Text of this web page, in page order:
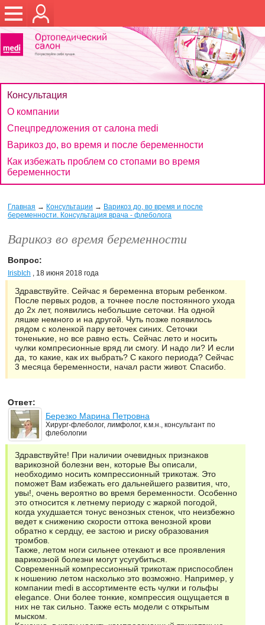
Консультация
О компании
Спецпредложения от салона medi
Варикоз до, во время и после беременности
Как избежать проблем со стопами во время
беременности
Главная → Консультации → Варикоз до, во время и после
беременности. Консультация врача - флеболога
Варикоз во время беременности
Вопрос:
IrisbIch , 18 июня 2018 года
Здравствуйте. Сейчас я беременна вторым ребенком.
После первых родов, а точнее после постоянного ухода
до 2х лет, появились небольшие сеточки. На одной
ляшке немного и на другой. Чуть позже появилось
рядом с коленкой пару веточек синих. Сеточки
тоненькие, но все равно есть. Сейчас лето и носить
чулки компресионные вряд ли смогу. И надо ли? И если
да, то какие, как их выбрать? С какого периода? Сейчас
3 месяца беременности, начал расти живот. Спасибо.
Ответ:
Березко Марина Петровна
Хирург-флеболог, лимфолог, к.м.н., консультант по
флебологии
Здравствуйте! При наличии очевидных признаков
варикозной болезни вен, которые Вы описали,
необходимо носить компрессионный трикотаж. Это
поможет Вам избежать его дальнейшего развития, что,
увы!, очень вероятно во время беременности. Особенно
это относится к летнему периоду с жаркой погодой,
когда ухудшается тонус венозных стенок, что неизбежно
ведет к снижению скорости оттока венозной крови
обратно к сердцу, ее застою и риску образования
тромбов.
Также, летом ноги сильнее отекают и все проявления
варикозной болезни могут усугубиться.
Современный компрессионный трикотаж приспособлен
к ношению летом насколько это возможно. Например, у
компании medi в ассортименте есть чулки и гольфы
elegance. Они более тонкие, компрессия ощущается в
них не так сильно. Также есть модели с открытым
мыском.